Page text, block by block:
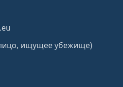
ищущее убежище)